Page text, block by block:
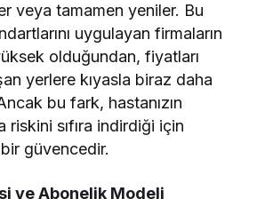
veya tamamen yeniler. Bu
uygulayan firmaların
olduğundan, fiyatları
yerlere kıyasla biraz daha
bu fark, hastanızın
sıfıra indirdiği için
güvencedir.
ve Abonelik Modeli